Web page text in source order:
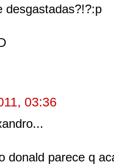
desgastadas?!?:p
03:36
donald parece q